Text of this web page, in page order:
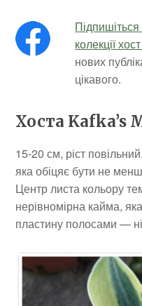
колекції
нових
цікавого.
Хоста Kafka’s
15-20 см, ріст
яка обіцяє бути не
Центр листа кольору
нерівномірна кайма,
пластину полосами —